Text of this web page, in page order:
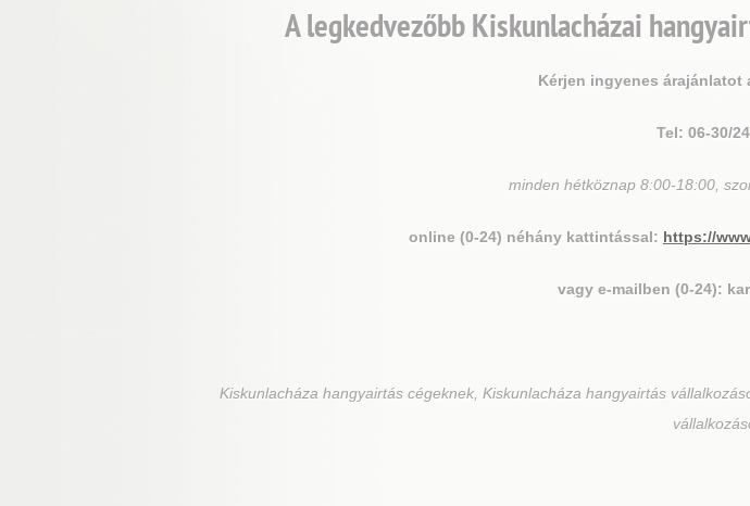
A legkedvezőbb Kiskunlacházai
Kérjen ingyenes árajánlatot
Tel: 06-30/
minden hétköznap 8:00-18:00,
online (0-24) néhány kattintással: https://
vagy e-mailben (0-24):
Kiskunlacháza hangyairtás cégeknek, Kiskunlacháza hangyairtás